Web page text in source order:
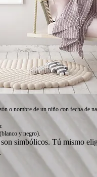
o nombre de un niño con fecha de
y negro).
son simbólicos. Tú mismo